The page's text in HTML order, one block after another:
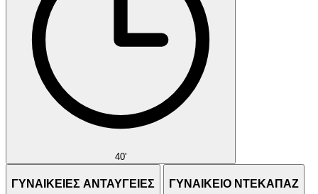
40'
ΓΥΝΑΙΚΕΙΕΣ ΑΝΤΑΥΓΕΙΕΣ ΓΥΝΑΙΚΕΙΟ ΝΤΕΚΑΠΑΖ